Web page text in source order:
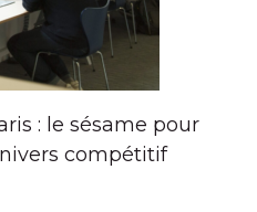
: le sésame pour
compétitif